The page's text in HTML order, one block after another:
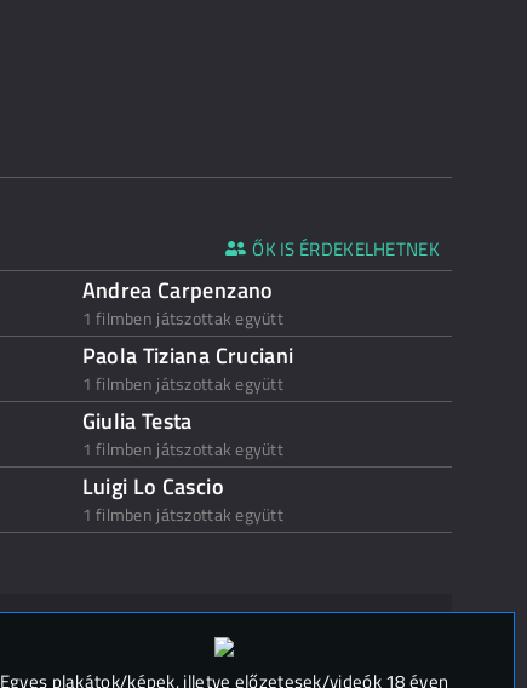
ŐK IS ÉRDEKELHETNEK
Andrea Carpenzano
1 filmben játszottak együtt
Paola Tiziana Cruciani
1 filmben játszottak együtt
Giulia Testa
1 filmben játszottak együtt
Luigi Lo Cascio
1 filmben játszottak együtt
Egyes plakátok/képek, illetve előzetesek/videók 18 éven